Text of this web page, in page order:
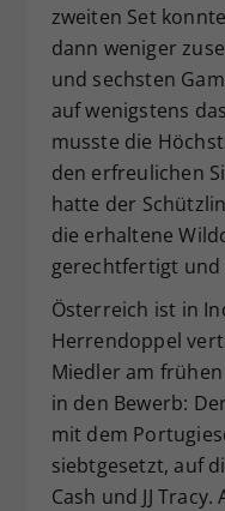
zweiten Set
dann weniger
und sechsten
auf wenigstens
musste die
den erfreulichen
hatte der
die erhaltene
gerechtfertigt
Österreich ist in
Herrendoppel
Miedler am
in den Bewerb:
mit dem
siebtgesetzt, auf
Cash und JJ